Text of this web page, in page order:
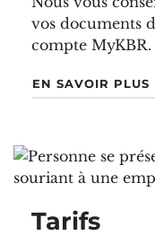
vos documents
compte MyKBR.
EN SAVOIR PLUS
Tarifs